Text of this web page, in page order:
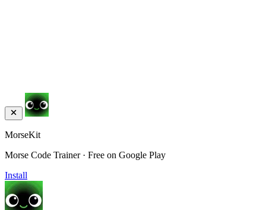
MorseKit
Morse Code Trainer · Free on Google Play
Install